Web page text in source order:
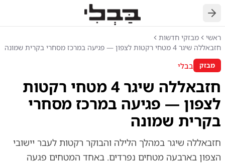
חזרה
ראשי
מבזקי חדשות
חזבאללה שיגר 4 מטחי רקטות לצפון — פגיעה במרכז מסחרי בקרית שמונה
מבזק בבלי
חזבאללה שיגר 4 מטחי רקטות
לצפון — פגיעה במרכז מסחרי
בקרית שמונה
חזבאללה שיגר במהלך הלילה והבוקר רקטות לעבר יישובי
הצפון בארבעה מטחים נפרדים. באחד המטחים פגעה